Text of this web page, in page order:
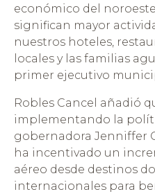
económico del
significan mayor
nuestros hoteles,
locales y las familias
primer ejecutivo
Robles Cancel añadió
implementando la
gobernadora Jenniffer
ha incentivado un
aéreo desde destinos
internacionales para